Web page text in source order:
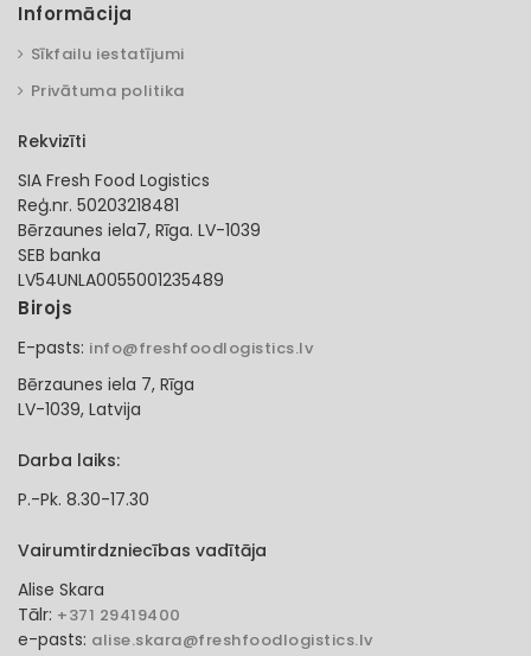
Informācija
Sīkfailu iestatījumi
Privātuma politika
Rekvizīti
SIA Fresh Food Logistics
Reģ.nr. 50203218481
Bērzaunes iela7, Rīga. LV-1039
SEB banka
LV54UNLA0055001235489
Birojs
E-pasts: info@freshfoodlogistics.lv
Bērzaunes iela 7, Rīga
LV-1039, Latvija
Darba laiks:
P.-Pk. 8.30-17.30
Vairumtirdzniecības vadītāja
Alise Skara
Tālr: +371 29419400
e-pasts: alise.skara@freshfoodlogistics.lv